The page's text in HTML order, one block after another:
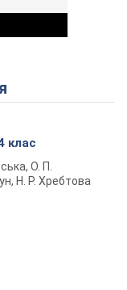
клас
О. П.
Н. Р. Хребтова